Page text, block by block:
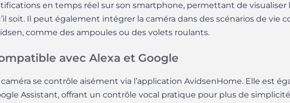
en temps réel sur son smartphone, permettant de visualiser
soit. Il peut également intégrer la caméra dans des scénarios de vie
comme des ampoules ou des volets roulants.
avec Alexa et Google
caméra se contrôle aisément via l’application AvidsenHome. Elle est
Assistant, offrant un contrôle vocal pratique pour plus de